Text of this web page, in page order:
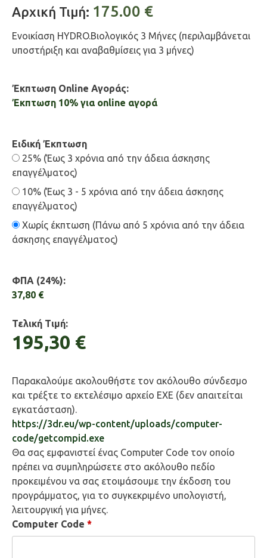
Αρχική Τιμή: 175.00 €
Ενοικίαση HYDRO.Βιολογικός 3 Μήνες (περιλαμβάνεται
υποστήριξη και αναβαθμίσεις για 3 μήνες)
Έκπτωση Online Αγοράς:
Έκπτωση 10% για online αγορά
Ειδική Έκπτωση
25% (Έως 3 χρόνια από την άδεια άσκησης
επαγγέλματος)
10% (Έως 3 - 5 χρόνια από την άδεια άσκησης
επαγγέλματος)
Χωρίς έκπτωση (Πάνω από 5 χρόνια από την άδεια
άσκησης επαγγέλματος)
ΦΠΑ (24%):
37,80 €
Τελική Τιμή:
195,30 €
Παρακαλούμε ακολουθήστε τον ακόλουθο σύνδεσμο
και τρέξτε το εκτελέσιμο αρχείο EXE (δεν απαιτείται
εγκατάσταση).
https://3dr.eu/wp-content/uploads/computer-
code/getcompid.exe
Θα σας εμφανιστεί ένας Computer Code τον οποίο
πρέπει να συμπληρώσετε στο ακόλουθο πεδίο
προκειμένου να σας ετοιμάσουμε την έκδοση του
προγράμματος, για το συγκεκριμένο υπολογιστή,
λειτουργική για μήνες.
Computer Code *